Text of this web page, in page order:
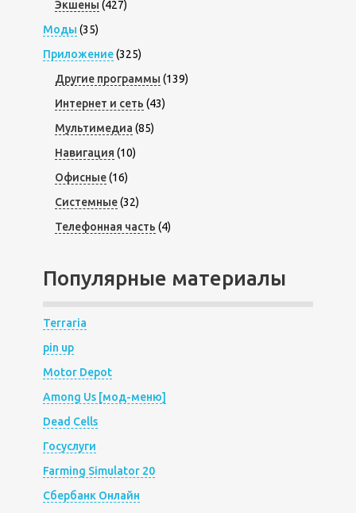
Экшены (427)
Моды (35)
Приложение(325)
Другие программы (139)
Интернет и сеть (43)
Мультимедиа (85)
Навигация (10)
Офисные(16)
Системные(32)
Телефонная часть (4)
Популярные материалы
Terraria
pin up
Motor Depot
Among Us [мод-меню]
Dead Cells
Госуслуги
Farming Simulator 20
Сбербанк Онлайн